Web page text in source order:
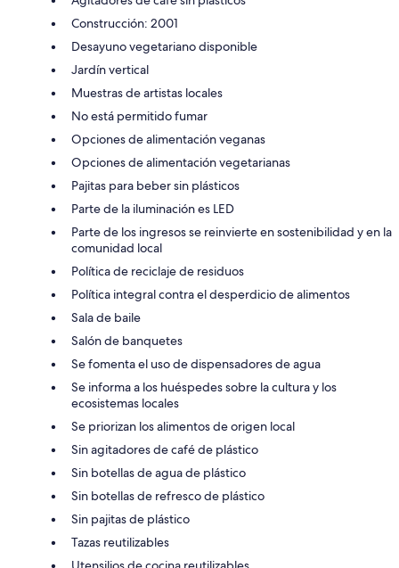
Construcción: 2001
Desayuno vegetariano disponible
Jardín vertical
Muestras de artistas locales
No está permitido fumar
Opciones de alimentación veganas
Opciones de alimentación vegetarianas
Pajitas para beber sin plásticos
Parte de la iluminación es LED
Parte de los ingresos se reinvierte en sostenibilidad y en la
comunidad local
Política de reciclaje de residuos
Política integral contra el desperdicio de alimentos
Sala de baile
Salón de banquetes
Se fomenta el uso de dispensadores de agua
Se informa a los huéspedes sobre la cultura y los
ecosistemas locales
Se priorizan los alimentos de origen local
Sin agitadores de café de plástico
Sin botellas de agua de plástico
Sin botellas de refresco de plástico
Sin pajitas de plástico
Tazas reutilizables